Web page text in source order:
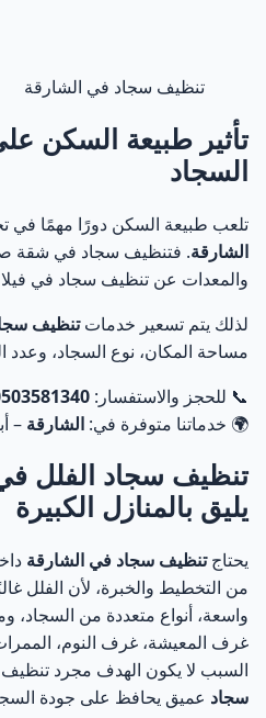
تنظيف سجاد في الشارقة
تأثير طبيعة السكن
السجاد
تلعب طبيعة السكن دورًا مهمًا في
الشارقة. فتنظيف سجاد في شقة
والمعدات عن تنظيف سجاد في فيلا
لذلك يتم تسعير خدماتتنظيف
مساحة المكان، نوع السجاد، وعدد
📞 للحجز والاستفسار:
🌍 خدماتنا متوفرة في: الشارقة –
تنظيف سجاد الفلل
يليق بالمنازل الكبيرة
يحتاجتنظيف سجاد في الشارقة
من التخطيط والخبرة، لأن الفلل
واسعة، أنواع متعددة من السجاد،
غرف المعيشة، غرف النوم،
السبب لا يكون الهدف مجرد
سجاد عميق يحافظ على جودة